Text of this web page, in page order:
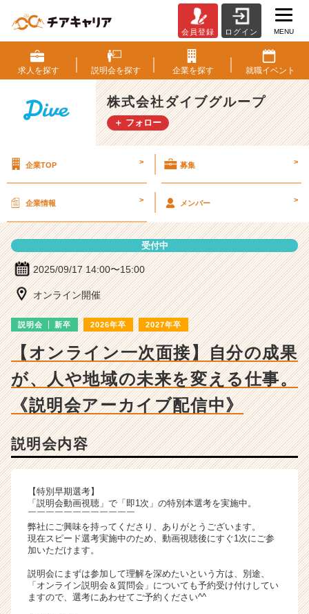
式
会
社
ダ
イ
ブ
プ
明
会
詳
細
チ
ー・
成
長
企
業
ス
カ
ト
が
届
く
活
サ
イ
会員登録 ログイン MENU
求人を探す 説明会を探す 企業を探す 就職イベント
株式会社ダイブグループ
＋ フォロー
企業TOP > 募集 >
企業情報 > メンバー >
受付中
2025/09/17 14:00〜15:00
オンライン開催
説明会 新卒 2026年卒 2027年卒
【オンライン一次面接】自分の成果
が、人や地域の未来を変える仕事。
《説明会アーカイブ配信中》
説明会内容
【特別早期選考】
「説明会動画視聴」で「即1次」の特別本選考を実施中。
￣￣￣￣￣￣￣￣￣￣￣￣
弊社にご興味を持ってくださり、ありがとうございます。
現在スピード選考実施中のため、動画視聴後にすぐ1次にご参
加いただけます。
説明会にまずは参加して理解を深めたいという方は、別途、
「オンライン説明会＆質問会」についても予約受け付けしてい
ますので、選考にあわせてご予約ください^^